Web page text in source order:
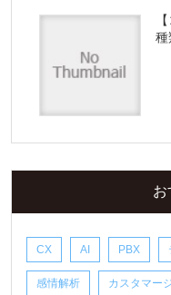
種
お
CX AI PBX
感情解析 カスタマー